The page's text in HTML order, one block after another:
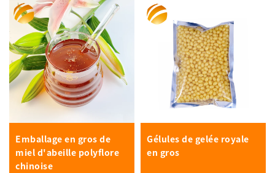
Emballage en gros de
miel d'abeille polyflore
chinoise
Gélules de gelée royale
en gros